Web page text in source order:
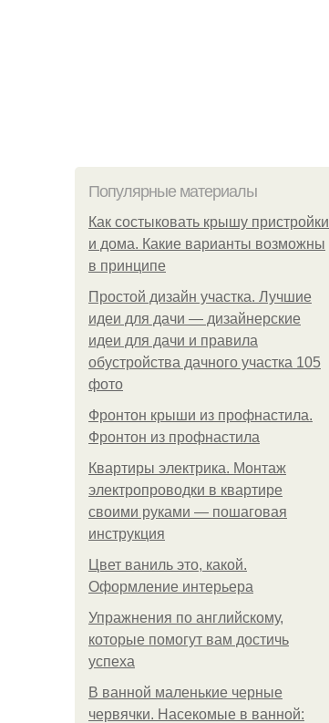
Популярные материалы
Как состыковать крышу пристройки
и дома. Какие варианты возможны
в принципе
Простой дизайн участка. Лучшие
идеи для дачи — дизайнерские
идеи для дачи и правила
обустройства дачного участка 105
фото
Фронтон крыши из профнастила.
Фронтон из профнастила
Квартиры электрика. Монтаж
электропроводки в квартире
своими руками — пошаговая
инструкция
Цвет ваниль это, какой.
Оформление интерьера
Упражнения по английскому,
которые помогут вам достичь
успеха
В ванной маленькие черные
червячки. Насекомые в ванной: